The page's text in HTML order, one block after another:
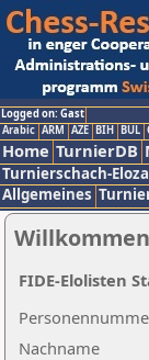
Logged on: Gast
Arabic ARM AZE BIH BUL
Home TurnierDB
Turnierschach-
Allgemeines
Nachname
FIDE-Elolisten